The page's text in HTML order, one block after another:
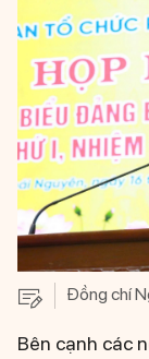
Đồng chí
Bên cạnh các